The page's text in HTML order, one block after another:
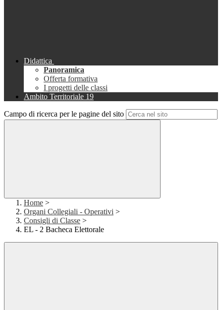
Didattica
Panoramica
Offerta formativa
I progetti delle classi
Ambito Territoriale 19
Campo di ricerca per le pagine del sito
Home >
Organi Collegiali - Operativi >
Consigli di Classe >
EL - 2 Bacheca Elettorale